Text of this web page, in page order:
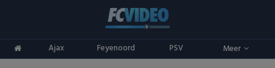
Ajax Feyenoord PSV Meer
ADO Den Haag
Competities